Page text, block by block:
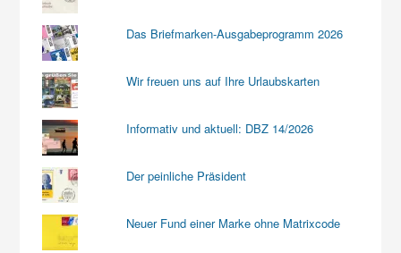
Das Briefmarken-Ausgabeprogramm 2026
Wir freuen uns auf Ihre Urlaubskarten
Informativ und aktuell: DBZ 14/2026
Der peinliche Präsident
Neuer Fund einer Marke ohne Matrixcode